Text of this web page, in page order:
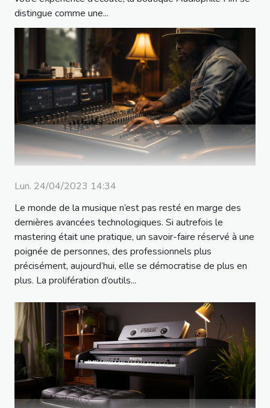
distingue comme une...
Lun. 24/04/2023 14:34
Le monde de la musique n’est pas resté en marge des
dernières avancées technologiques. Si autrefois le
mastering était une pratique, un savoir-faire réservé à une
poignée de personnes, des professionnels plus
précisément, aujourd’hui, elle se démocratise de plus en
plus. La prolifération d’outils...